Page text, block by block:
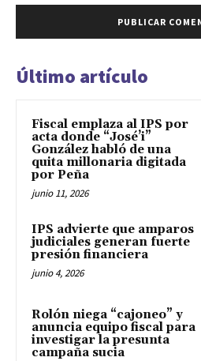
Último artículo
Fiscal emplaza al IPS por
acta donde “José’i”
González habló de una
quita millonaria digitada
por Peña
junio 11, 2026
IPS advierte que amparos
judiciales generan fuerte
presión financiera
junio 4, 2026
Rolón niega “cajoneo” y
anuncia equipo fiscal para
investigar la presunta
campaña sucia